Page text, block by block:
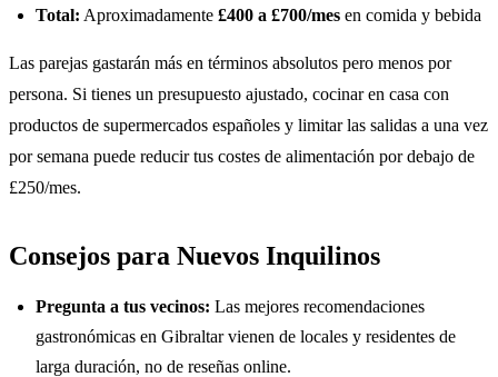
Total: Aproximadamente £400 a £700/mes en comida y bebida
Las parejas gastarán más en términos absolutos pero menos por
persona. Si tienes un presupuesto ajustado, cocinar en casa con
productos de supermercados españoles y limitar las salidas a una vez
por semana puede reducir tus costes de alimentación por debajo de
£250/mes.
Consejos para Nuevos Inquilinos
Pregunta a tus vecinos: Las mejores recomendaciones
gastronómicas en Gibraltar vienen de locales y residentes de
larga duración, no de reseñas online.